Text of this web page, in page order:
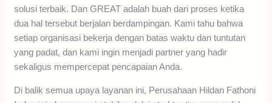
solusi terbaik. Dan GREAT adalah buah dari proses ketika
dua hal tersebut berjalan berdampingan. Kami tahu bahwa
setiap organisasi bekerja dengan batas waktu dan tuntutan
yang padat, dan kami ingin menjadi partner yang hadir
sekaligus mempercepat pencapaian Anda.
Di balik semua upaya layanan ini, Perusahaan Hildan Fathoni